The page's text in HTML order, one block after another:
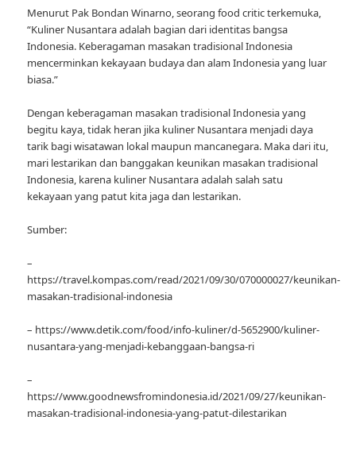
Menurut Pak Bondan Winarno, seorang food critic terkemuka,
“Kuliner Nusantara adalah bagian dari identitas bangsa
Indonesia. Keberagaman masakan tradisional Indonesia
mencerminkan kekayaan budaya dan alam Indonesia yang luar
biasa.”
Dengan keberagaman masakan tradisional Indonesia yang
begitu kaya, tidak heran jika kuliner Nusantara menjadi daya
tarik bagi wisatawan lokal maupun mancanegara. Maka dari itu,
mari lestarikan dan banggakan keunikan masakan tradisional
Indonesia, karena kuliner Nusantara adalah salah satu
kekayaan yang patut kita jaga dan lestarikan.
Sumber:
–
https://travel.kompas.com/read/2021/09/30/070000027/keunikan-
masakan-tradisional-indonesia
– https://www.detik.com/food/info-kuliner/d-5652900/kuliner-
nusantara-yang-menjadi-kebanggaan-bangsa-ri
–
https://www.goodnewsfromindonesia.id/2021/09/27/keunikan-
masakan-tradisional-indonesia-yang-patut-dilestarikan